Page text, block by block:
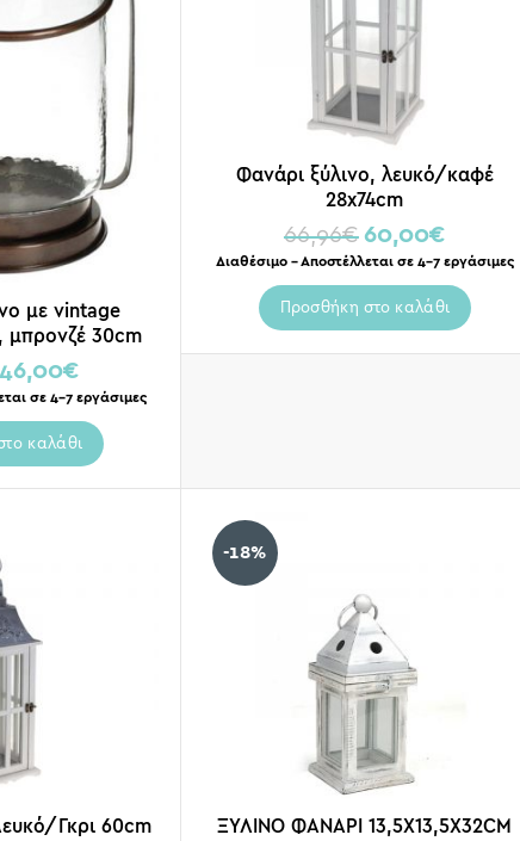
με vintage
μπρονζέ 30cm
46,00€
σε 4-7 εργάσιμες
καλάθι
Φανάρι ξύλινο, λευκό/καφέ
28x74cm
66,96€ 60,00€
Διαθέσιμο – Αποστέλλεται σε 4-7 εργάσιμες
Προσθήκη στο καλάθι
Γκρι 60cm
-18%
ΞΥΛΙΝΟ ΦΑΝΑΡΙ 13,5Χ13,5Χ32CM